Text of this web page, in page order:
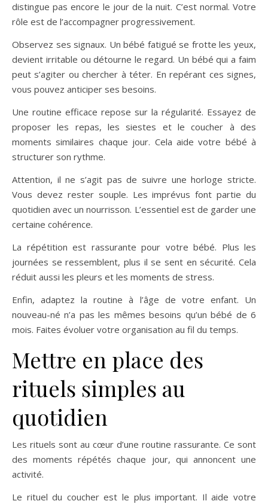
distingue pas encore le jour de la nuit. C’est normal. Votre
rôle est de l’accompagner progressivement.
Observez ses signaux. Un bébé fatigué se frotte les yeux,
devient irritable ou détourne le regard. Un bébé qui a faim
peut s’agiter ou chercher à téter. En repérant ces signes,
vous pouvez anticiper ses besoins.
Une routine efficace repose sur la régularité. Essayez de
proposer les repas, les siestes et le coucher à des
moments similaires chaque jour. Cela aide votre bébé à
structurer son rythme.
Attention, il ne s’agit pas de suivre une horloge stricte.
Vous devez rester souple. Les imprévus font partie du
quotidien avec un nourrisson. L’essentiel est de garder une
certaine cohérence.
La répétition est rassurante pour votre bébé. Plus les
journées se ressemblent, plus il se sent en sécurité. Cela
réduit aussi les pleurs et les moments de stress.
Enfin, adaptez la routine à l’âge de votre enfant. Un
nouveau-né n’a pas les mêmes besoins qu’un bébé de 6
mois. Faites évoluer votre organisation au fil du temps.
Mettre en place des
rituels simples au
quotidien
Les rituels sont au cœur d’une routine rassurante. Ce sont
des moments répétés chaque jour, qui annoncent une
activité.
Le rituel du coucher est le plus important. Il aide votre